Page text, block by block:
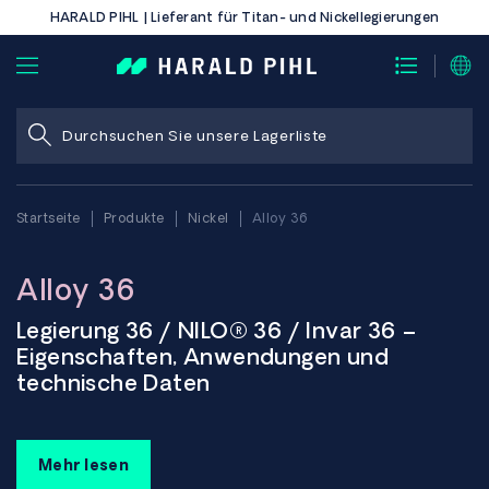
HARALD PIHL | Lieferant für Titan- und Nickellegierungen
Startseite Produkte Nickel Alloy 36
Alloy 36
Legierung 36 / NILO® 36 / Invar 36 –
Eigenschaften, Anwendungen und
technische Daten
Legierung 36, auch bekannt als NILO® 36 und Invar 36, ist
eine binäre Nickel-Eisen-Legierung mit ca. 36 % Nickel. Das
Mehr lesen